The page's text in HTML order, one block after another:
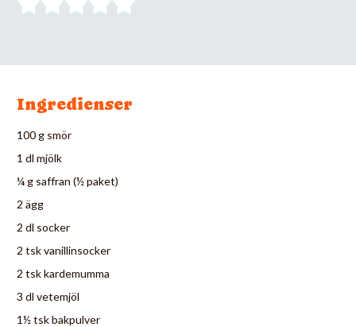
Ingredienser
100 g smör
1 dl mjölk
¼ g saffran (½ paket)
2 ägg
2 dl socker
2 tsk vanillinsocker
2 tsk kardemumma
3 dl vetemjöl
1½ tsk bakpulver